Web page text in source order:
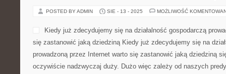
POSTED BY ADMIN SIE - 13 - 2025 MOŻLIWOŚĆ
Kiedy już zdecydujemy się na działalność gospodarczą
się zastanowić jaką dziedziną Kiedy już zdecydujemy się na
prowadzoną przez Internet warto się zastanowić jaką dziedziną
oczywiście nadzwyczaj duży. Dużo więc zależy od naszych